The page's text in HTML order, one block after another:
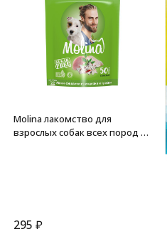
Molina лакомство для
взрослых собак всех пород и
295 ₽